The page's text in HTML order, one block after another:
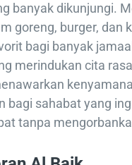
banyak dikunjungi.
goreng, burger, dan
bagi banyak
merindukan cita
bagi sahabat yang
tanpa